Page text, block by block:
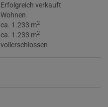
Erfolgreich verkauft
Wohnen
ca. 1.233 m2
ca. 1.233 m2
vollerschlossen